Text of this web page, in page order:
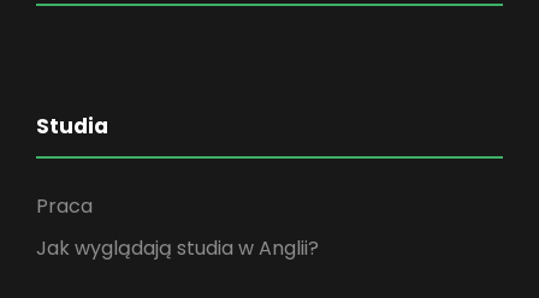
Studia
Praca
Jak wyglądają studia w Anglii?